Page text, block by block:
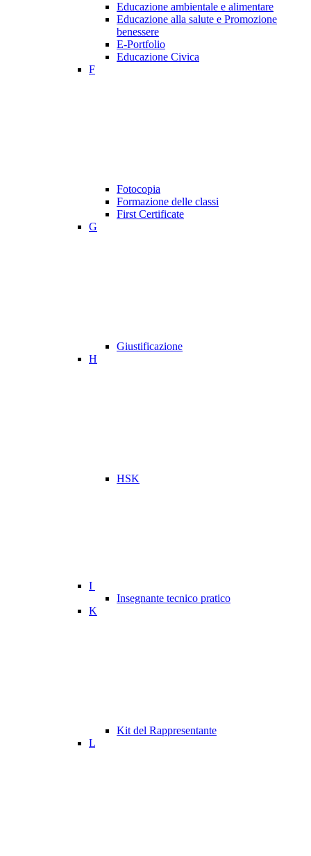
Educazione ambientale e alimentare
Educazione alla salute e Promozione
benessere
E-Portfolio
Educazione Civica
F
Fotocopia
Formazione delle classi
First Certificate
G
Giustificazione
H
HSK
I
Insegnante tecnico pratico
K
Kit del Rappresentante
L